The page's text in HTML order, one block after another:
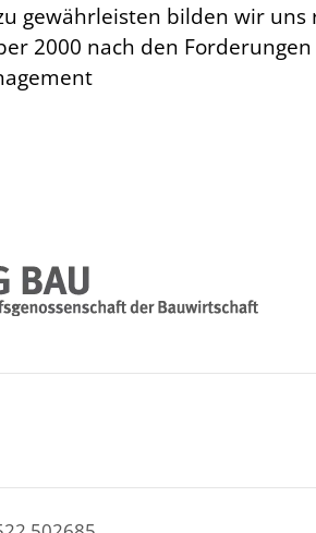
gewährleisten bilden wir
2000 nach den